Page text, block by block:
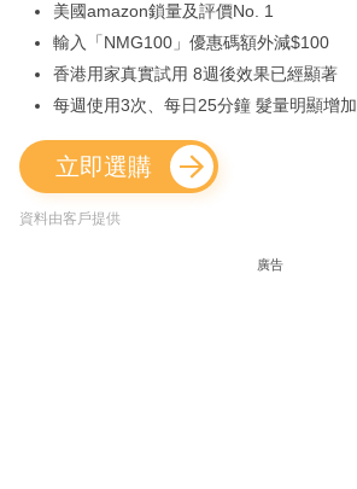
美國amazon鎖量及評價No. 1
輸入「NMG100」優惠碼額外減$100
香港用家真實試用 8週後效果已經顯著
每週使用3次、每日25分鐘 髮量明顯增加
立即選購
資料由客戶提供
廣告